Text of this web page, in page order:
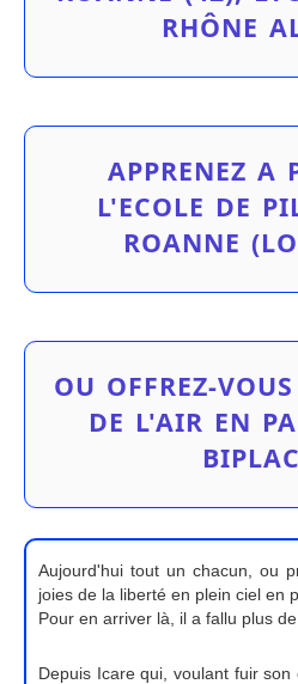
RHÔNE
APPRENEZ A
L'ECOLE DE
ROANNE
OU OFFREZ-
DE L'AIR EN
Aujourd'hui tout un chacun, ou
joies de la liberté en plein ciel en
Pour en arriver là, il a fallu plus
Depuis Icare qui, voulant fuir son